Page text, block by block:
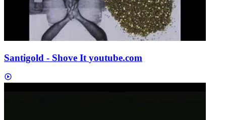
Santigold - Shove It youtube.com